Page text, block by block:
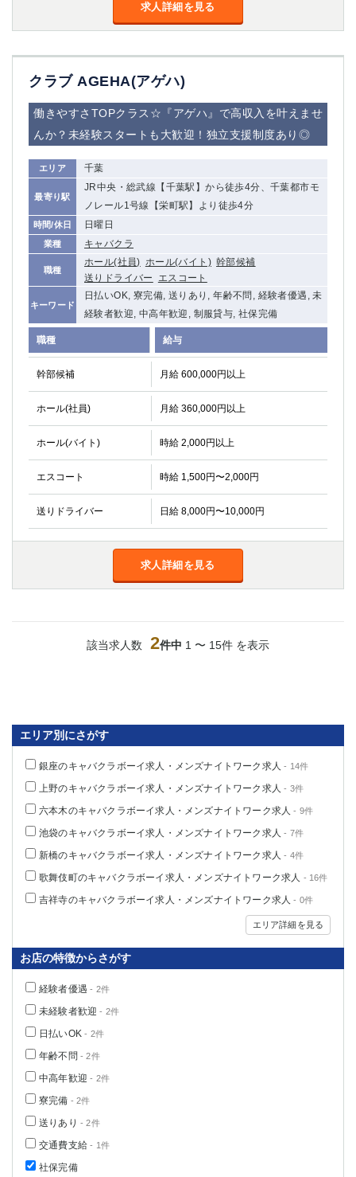
求人詳細を見る
クラブ AGEHA(アゲハ)
働きやすさTOPクラス☆『アゲハ』で高収入を叶えませ
んか？未経験スタートも大歓迎！独立支援制度あり◎
エリア 千葉
最寄り駅
JR中央・総武線【千葉駅】から徒歩4分、千葉都市モ
ノレール1号線【栄町駅】より徒歩4分
時間/休日 日曜日
業種 キャバクラ
職種
ホール(社員) ホール(バイト) 幹部候補
送りドライバー
エスコート
キーワード
日払いOK, 寮完備, 送りあり, 年齢不問, 経験者優遇, 未
経験者歓迎, 中高年歓迎, 制服貸与, 社保完備
職種 給与
幹部候補 月給 600,000円以上
ホール(社員) 月給 360,000円以上
ホール(バイト) 時給 2,000円以上
エスコート 時給 1,500円〜2,000円
送りドライバー 日給 8,000円〜10,000円
求人詳細を見る
該当求人数 2件中 1 〜 15件 を表示
エリア別にさがす
銀座のキャバクラボーイ求人・メンズナイトワーク求人 - 14件
上野のキャバクラボーイ求人・メンズナイトワーク求人 - 3件
六本木のキャバクラボーイ求人・メンズナイトワーク求人 - 9件
池袋のキャバクラボーイ求人・メンズナイトワーク求人 - 7件
新橋のキャバクラボーイ求人・メンズナイトワーク求人 - 4件
歌舞伎町のキャバクラボーイ求人・メンズナイトワーク求人 - 16件
吉祥寺のキャバクラボーイ求人・メンズナイトワーク求人 - 0件
エリア詳細を見る
お店の特徴からさがす
経験者優遇 - 2件
未経験者歓迎 - 2件
日払いOK - 2件
年齢不問 - 2件
中高年歓迎 - 2件
寮完備 - 2件
送りあり - 2件
交通費支給 - 1件
社保完備
湯島
久米川
市川
西麻布
神奈川県
関内
溝の口
本厚木
新横浜
藤沢
武蔵小杉
小田原
横浜・桜木町
関内・馬車道・日ノ出町 武蔵新城
元住吉
茅ヶ崎
戸塚
たまプラーザ
大船
相模原
桜木町
大宮
南越谷
所沢
熊谷
獨協大学前＜草加松原＞ 北浦和（西口）
川口
茂原
浦安
栃木県
宇都宮
小山
東武宇都宮（宇都宮西口）
茨城県
群馬県
高崎
該当求人 0件